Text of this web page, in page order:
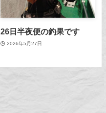
26日半夜便の釣果です
2026年5月27日